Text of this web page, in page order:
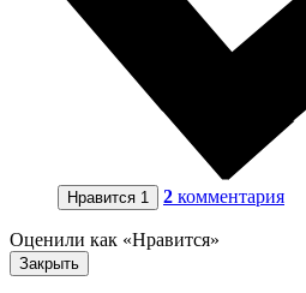
Нравится 1 2 комментария
Оценили как «Нравится»
Закрыть